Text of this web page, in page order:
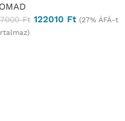
Ft 122010 Ft (27% ÁFÁ-t